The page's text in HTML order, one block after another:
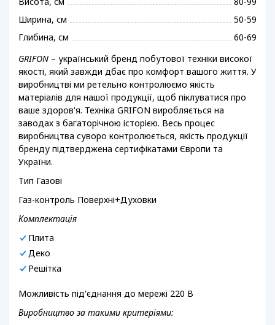
Ширина, см
50-59
Глибина, см
60-69
GRIFON – український бренд побутової техніки високої
якості, який завжди дбає про комфорт вашого життя. У
виробництві ми ретельно контролюємо якість
матеріалів для нашої продукції, щоб піклуватися про
ваше здоров'я. Техніка GRIFON виробляється на
заводах з багаторічною історією. Весь процес
виробництва суворо контролюється, якість продукції
бренду підтверджена сертифікатами Європи та
України.
Тип Газові
Газ-контроль Поверхні+Духовки
Комплектація
Плита
Деко
Решітка
Можливість під'єднання до мережі 220 В
Виробництво за такими критеріями: